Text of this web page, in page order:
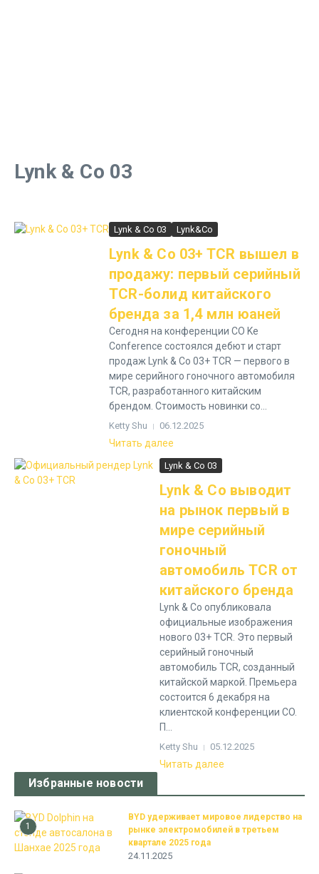
Lynk & Co 03
Lynk & Co 03 Lynk&Co
Lynk & Co 03+ TCR вышел в
продажу: первый серийный
TCR-болид китайского
бренда за 1,4 млн юаней
Сегодня на конференции CO Ke
Conference состоялся дебют и старт
продаж Lynk & Co 03+ TCR — первого в
мире серийного гоночного автомобиля
TCR, разработанного китайским
брендом. Стоимость новинки со...
Ketty Shu 06.12.2025
Читать далее
Lynk & Co 03
Lynk & Co выводит
на рынок первый в
мире серийный
гоночный
автомобиль TCR от
китайского бренда
Lynk & Co опубликовала
официальные изображения
нового 03+ TCR. Это первый
серийный гоночный
автомобиль TCR, созданный
китайской маркой. Премьера
состоится 6 декабря на
клиентской конференции CO.
П...
Ketty Shu 05.12.2025
Читать далее
Избранные новости
1
BYD удерживает мировое лидерство на
рынке электромобилей в третьем
квартале 2025 года
24.11.2025